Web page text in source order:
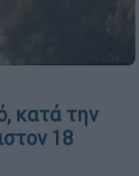
κατά την
18